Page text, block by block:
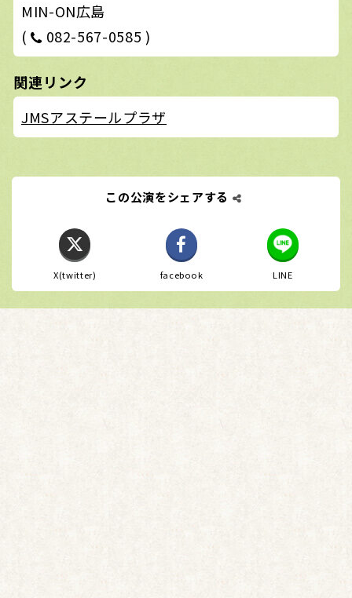
MIN-ON広島
( 082-567-0585 )
関連リンク
JMSアステールプラザ
この公演をシェアする
X(twitter) facebook LINE